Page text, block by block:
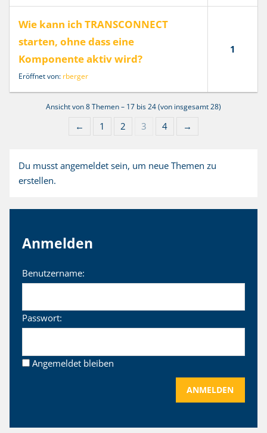
Wie kann ich TRANSCONNECT
starten, ohne dass eine
Komponente aktiv wird?
Eröffnet von: rberger
1
Ansicht von 8 Themen – 17 bis 24 (von insgesamt 28)
← 1 2 3 4 →
Du musst angemeldet sein, um neue Themen zu
erstellen.
Anmelden
Benutzername:
Passwort:
Angemeldet bleiben
ANMELDEN